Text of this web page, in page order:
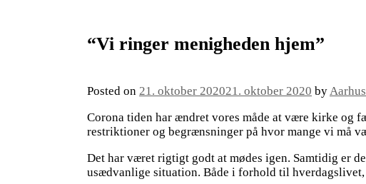
“Vi ringer menigheden hjem”
Posted on 21. oktober 202021. oktober 2020 by
Corona tiden har ændret vores måde at være kirke og
restriktioner og begrænsninger på hvor mange vi må
Det har været rigtigt godt at mødes igen. Samtidig er
usædvanlige situation. Både i forhold til